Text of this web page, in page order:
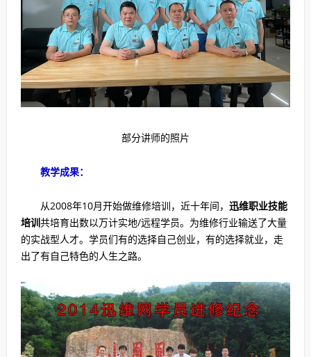
部分讲师的照片
教学成果：
从2008年10月开始做维修培训，近十年间， 迅维职业技能
培训共培育出数以万计实地/远程学员。为维修行业输送了大量
的实战型人才。学员们有的选择自己创业，有的选择就业，走
出了有自己特色的人生之路。